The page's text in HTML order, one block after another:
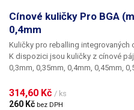
Cínové kuličky Pro BGA
0,4mm
Kuličky pro reballing integrovaných
K dispozici jsou kuličky z cínové
0,3mm, 0,35mm, 0,4mm, 0,45mm,
BGA mřížky pro překuličkování.
kuliček o daném průměru.
314,60 Kč / ks
260 Kč bez DPH